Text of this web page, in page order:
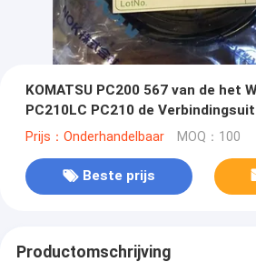
KOMATSU PC200 567 van de het
PC210LC PC210 de
PW200 PC230NHD PC210NLC
Prijs：Onderhandelbaar MOQ：100
Beste prijs
Productomschrijving